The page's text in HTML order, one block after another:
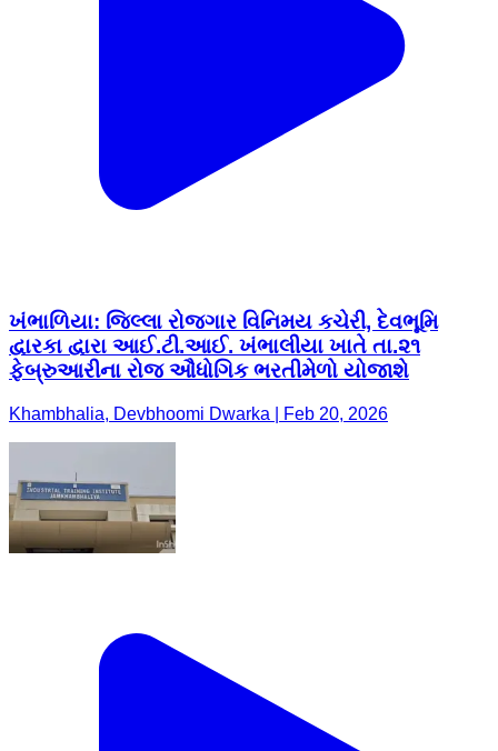
ખંભાળિયા: જિલ્લા રોજગાર વિનિમય કચેરી, દેવભૂમિ
દ્વારકા દ્વારા આઈ.ટી.આઈ. ખંભાલીયા ખાતે તા.૨૧
ફેબ્રુઆરીના રોજ ઔધોગિક ભરતીમેળો યોજાશે
Khambhalia, Devbhoomi Dwarka | Feb 20, 2026